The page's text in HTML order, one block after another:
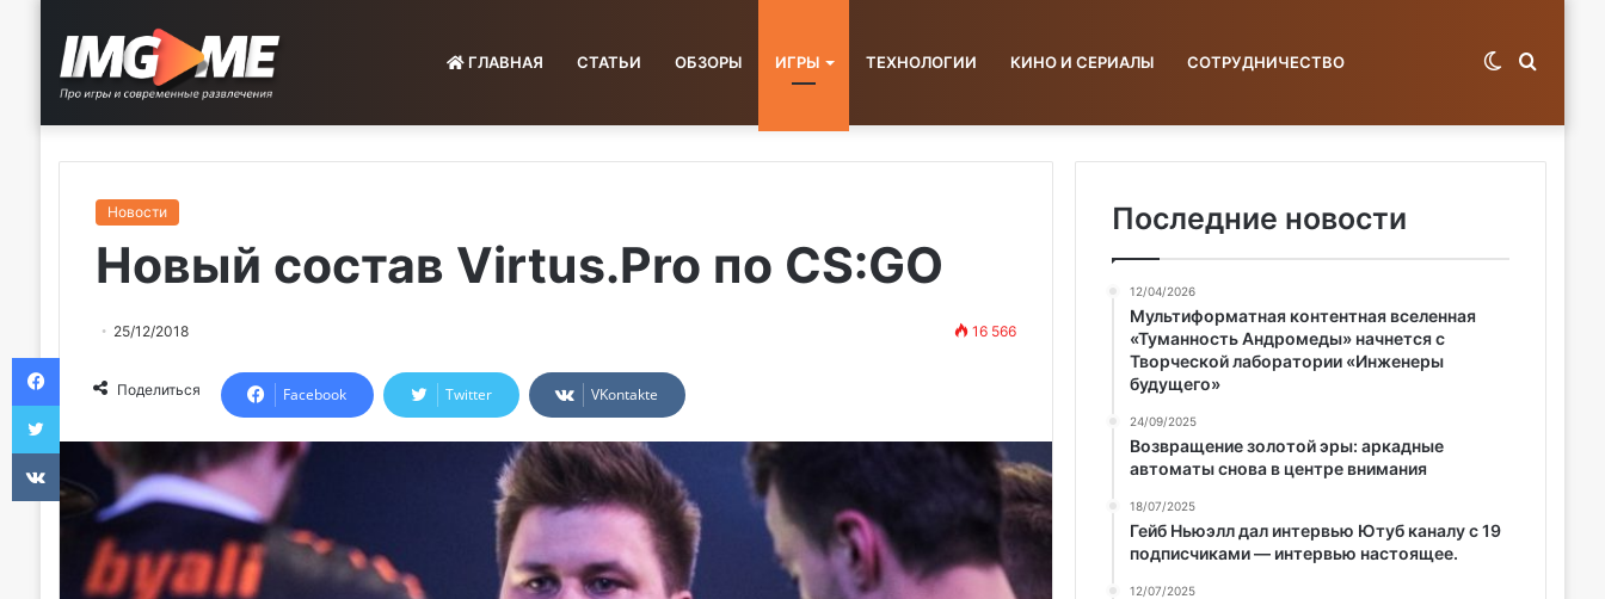
ГЛАВНАЯ СТАТЬИ ОБЗОРЫ ИГРЫ ТЕХНОЛОГИИ КИНО И СЕРИАЛЫ СОТРУДНИЧЕСТВО Switch
Новости
Новый состав Virtus.Pro по CS:GO
25/12/2018 16 566
Поделиться Facebook Twitter VKontakte
Последние новости
12/04/2026
Мультиформатная контентная вселенная
«Туманность Андромеды» начнется с
Творческой лаборатории «Инженеры
будущего»
24/09/2025
Возвращение золотой эры: аркадные
автоматы снова в центре внимания
18/07/2025
Гейб Ньюэлл дал интервью Ютуб каналу с 19
подписчиками — интервью настоящее.
12/07/2025
VKontakte